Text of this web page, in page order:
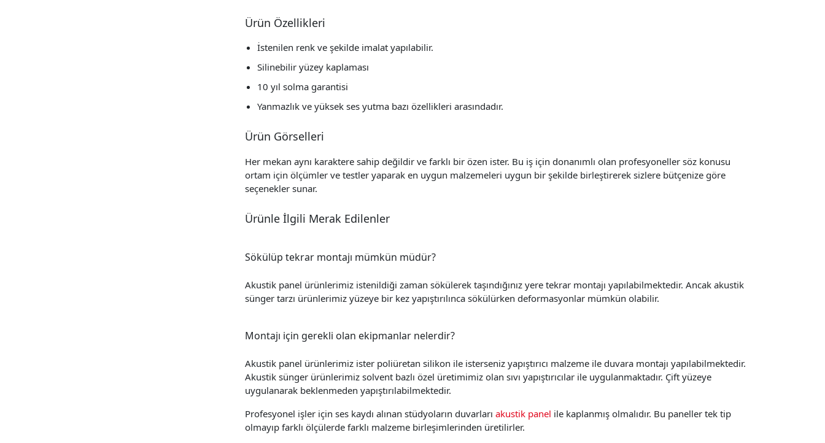
Ürün Özellikleri
İstenilen renk ve şekilde imalat yapılabilir.
Silinebilir yüzey kaplaması
10 yıl solma garantisi
Yanmazlık ve yüksek ses yutma bazı özellikleri arasındadır.
Ürün Görselleri
Her mekan aynı karaktere sahip değildir ve farklı bir özen ister. Bu iş için donanımlı olan profesyoneller söz konusu
ortam için ölçümler ve testler yaparak en uygun malzemeleri uygun bir şekilde birleştirerek sizlere bütçenize göre
seçenekler sunar.
Ürünle İlgili Merak Edilenler
Sökülüp tekrar montajı mümkün müdür?
Akustik panel ürünlerimiz istenildiği zaman sökülerek taşındığınız yere tekrar montajı yapılabilmektedir. Ancak akustik
sünger tarzı ürünlerimiz yüzeye bir kez yapıştırılınca sökülürken deformasyonlar mümkün olabilir.
Montajı için gerekli olan ekipmanlar nelerdir?
Akustik panel ürünlerimiz ister poliüretan silikon ile isterseniz yapıştırıcı malzeme ile duvara montajı yapılabilmektedir.
Akustik sünger ürünlerimiz solvent bazlı özel üretimimiz olan sıvı yapıştırıcılar ile uygulanmaktadır. Çift yüzeye
uygulanarak beklenmeden yapıştırılabilmektedir.
Profesyonel işler için ses kaydı alınan stüdyoların duvarları akustik panel ile kaplanmış olmalıdır. Bu paneller tek tip
olmayıp farklı ölçülerde farklı malzeme birleşimlerinden üretilirler.